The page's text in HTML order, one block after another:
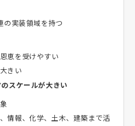
の実装領域を持つ
恵を受けやすい
きい
スケールが大きい
情報、化学、土木、建築まで活